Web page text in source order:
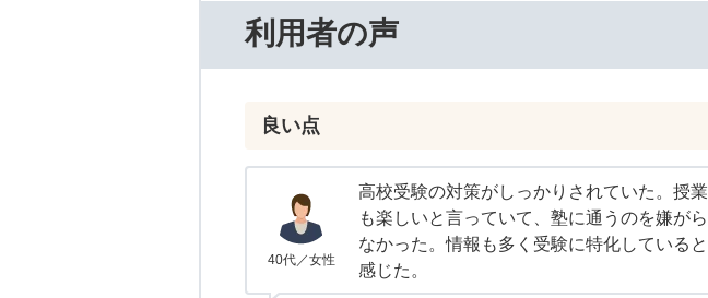
利用者の声
良い点
40代／女性
高校受験の対策がしっかりされていた。授業
も楽しいと言っていて、塾に通うのを嫌がら
なかった。情報も多く受験に特化していると
感じた。